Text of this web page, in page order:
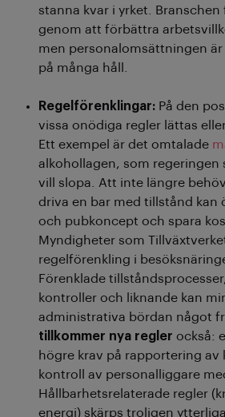
stanna kvar i yrket.
genom att förbättra
men personalomsättningen
på många håll.
Regelförenklingar: På den
vissa onödiga regler lättas
Ett exempel är det omtalade
alkohollagen, som regeringen
vill slopa. Att inte längre
driva en bar med tillstånd kan
och pubkoncept och spara
Myndigheter som
regelförenkling i
Förenklade
kontroller och liknande kan
administrativa bördan något
tillkommer nya regler också:
högre krav på rapportering av
kontroll av personalliggare
Hållbarhetsrelaterade regler
energi) skärps troligen